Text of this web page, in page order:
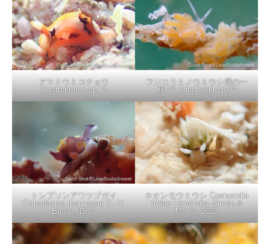
アマミウミコチョウ
Gastropteron sp. 1
フジエラミノウミウシ属の一
種 91 Trinchesia sp.91
トンプソンアワツブガイ
Colpodaspis thompsoni G. H.
Brown, 1979
ネオンモウミウシ Costasiella
fridae Fernández-Simón &
Moles, 2023